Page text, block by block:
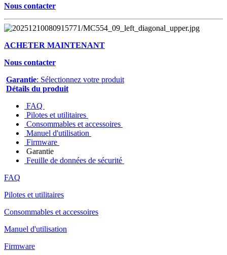
Nous contacter
ACHETER MAINTENANT
Nous contacter
Garantie: Sélectionnez votre produit
Détails du produit
FAQ
Pilotes et utilitaires
Consommables et accessoires
Manuel d'utilisation
Firmware
Garantie
Feuille de données de sécurité
FAQ
Pilotes et utilitaires
Consommables et accessoires
Manuel d'utilisation
Firmware